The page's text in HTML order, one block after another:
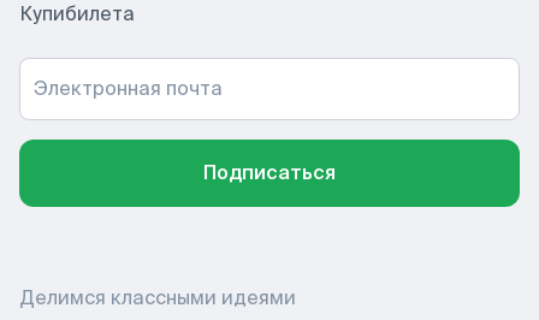
Купибилета
Электронная почта
Подписаться
Делимся классными идеями